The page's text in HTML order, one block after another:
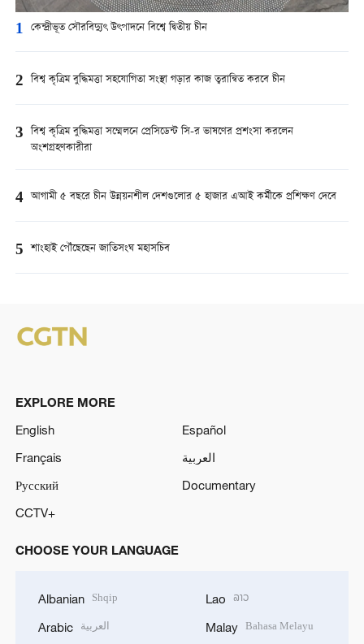
1 কেন্দ্রীভূত সৌরবিদ্যুৎ উৎপাদনে বিশ্বে দ্বিতীয় চীন
2 বিশ্ব কৃত্রিম বুদ্ধিমত্তা সহযোগিতা সংস্থা গড়ার কাজ ত্বরান্বিত করবে চীন
3 বিশ্ব কৃত্রিম বুদ্ধিমত্তা সম্মেলনে প্রেসিডেন্ট সি-র ভাষণের প্রশংসা করলেন
অংশগ্রহণকারীরা
4 আগামী ৫ বছরে চীন উন্নয়নশীল দেশগুলোর ৫ হাজার এআই কর্মীকে প্রশিক্ষণ দেবে
5 শাংহাই পৌঁছেছেন জাতিসংঘ মহাসচিব
EXPLORE MORE
English
Español
Français
العربية
Русский
Documentary
CCTV+
CHOOSE YOUR LANGUAGE
Albanian Shqip
Arabic العربية
Lao ລາວ
Malay Bahasa Melayu